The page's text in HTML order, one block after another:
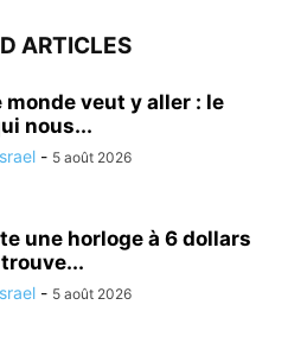
ARTICLES
monde veut y aller : le
nous...
- 5 août 2026
une horloge à 6 dollars
- 5 août 2026